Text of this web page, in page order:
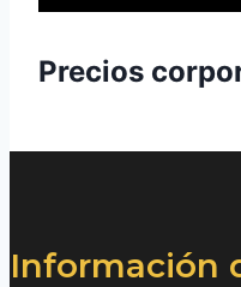
Precios
Información